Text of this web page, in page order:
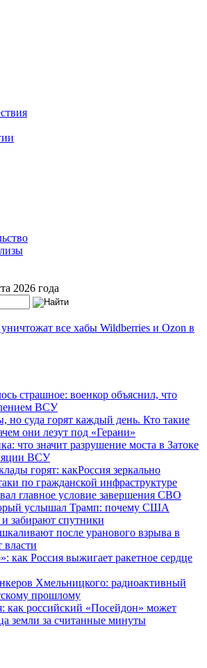
2026 года
все хабы Wildberries и Ozon в
страшное: военкор объяснил, что
ВСУ
суда горят каждый день. Кто такие
они лезут под «Герани»
что значит разрушение моста в Затоке
ВСУ
горят: какРоссия зеркально
по гражданской инфраструктуре
главное условие завершения СВО
услышал Трамп: почему США
забирают спутники
после уранового взрыва в
как Россия выжигает ракетное сердце
Хмельницкого: радиоактивный
прошлому
как российский «Посейдон» может
земли за считанные минуты